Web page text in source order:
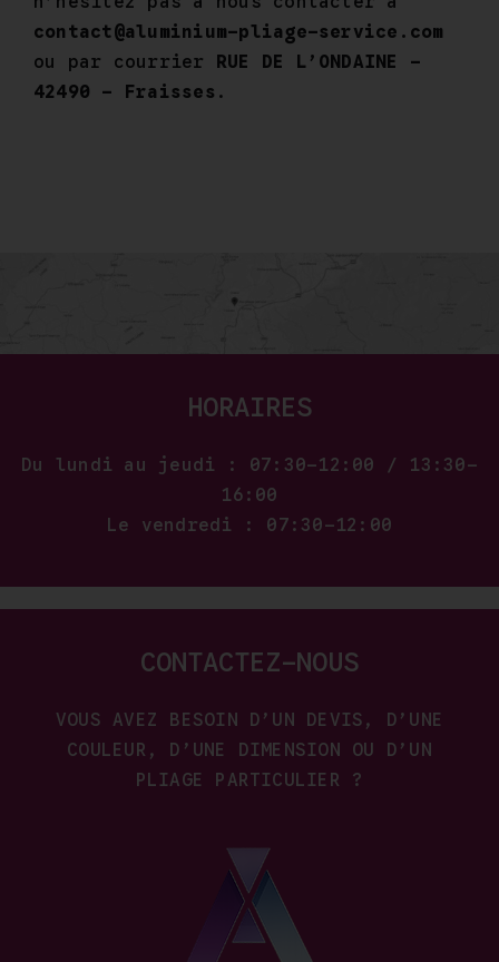
contact@aluminium-pliage-service.com
ou par courrier RUE DE L’ONDAINE –
42490 – Fraisses .
HORAIRES
Du lundi au jeudi : 07:30–12:00 / 13:30–
16:00
Le vendredi : 07:30–12:00
CONTACTEZ-NOUS
VOUS AVEZ BESOIN D’UN DEVIS, D’UNE
COULEUR, D’UNE DIMENSION OU D’UN
PLIAGE PARTICULIER ?